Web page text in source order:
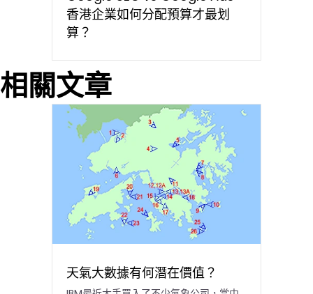
香港企業如何分配預算才最划
算？
相關文章
天氣大數據有何潛在價值？